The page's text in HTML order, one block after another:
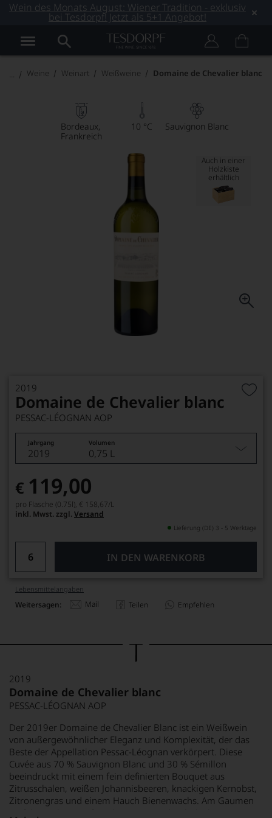
Wein des Monats August: Wiener Tradition - exklusiv
bei Tesdorpf! Jetzt als 5+1 Angebot!
Weine Weinart Weißweine Domaine de Chevalier blanc
Bordeaux
Frankreich
10 °C Sauvignon Blanc
Auch in einer
Holzkiste
erhältlich
2019
Domaine de Chevalier blanc
PESSAC-LÉOGNAN AOP
Jahrgang Volumen
2019 0,75 L
€ 119,00
pro Flasche (0.75l), € 158,67/L
inkl. Mwst. zzgl. Versand
Lieferung (DE) 3 - 5 Werktage
IN DEN WARENKORB
Lebensmittel­angaben
Weitersagen: Mail Teilen Empfehlen
2019
Domaine de Chevalier blanc
PESSAC-LÉOGNAN AOP
Der 2019er Domaine de Chevalier Blanc ist ein Weißwein
von außergewöhnlicher Eleganz und Komplexität, der das
Beste der Appellation Pessac-Léognan verkörpert. Diese
Cuvée aus 70 % Sauvignon Blanc und 30 % Sémillon
beeindruckt mit einem fein definierten Bouquet aus
Zitrusschalen, weißen Johannisbeeren, knackigen Kernobst,
Zitronengras und einem Hauch Bienenwachs. Am Gaumen